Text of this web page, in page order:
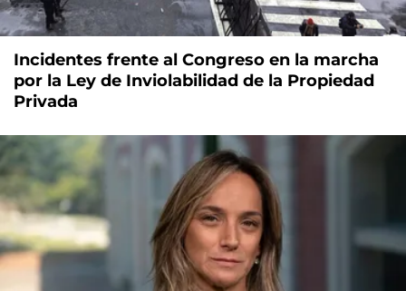
Incidentes frente al Congreso en la marcha
por la Ley de Inviolabilidad de la Propiedad
Privada